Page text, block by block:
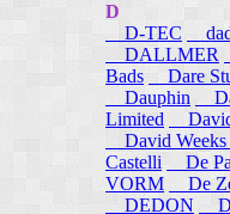
D
D-TEC
DALLMER
Bads
Dare
Dauphin
Limited
David Weeks
Castelli
De
VORM
De
DEDON